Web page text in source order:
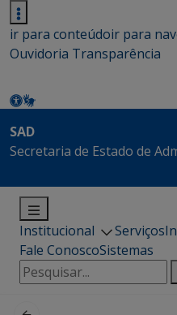
ir para conteúdoir para
Ouvidoria Transparência
SAD
Secretaria de Estado de
Institucional Serviços
Fale ConoscoSistemas
Pesquisar
por: